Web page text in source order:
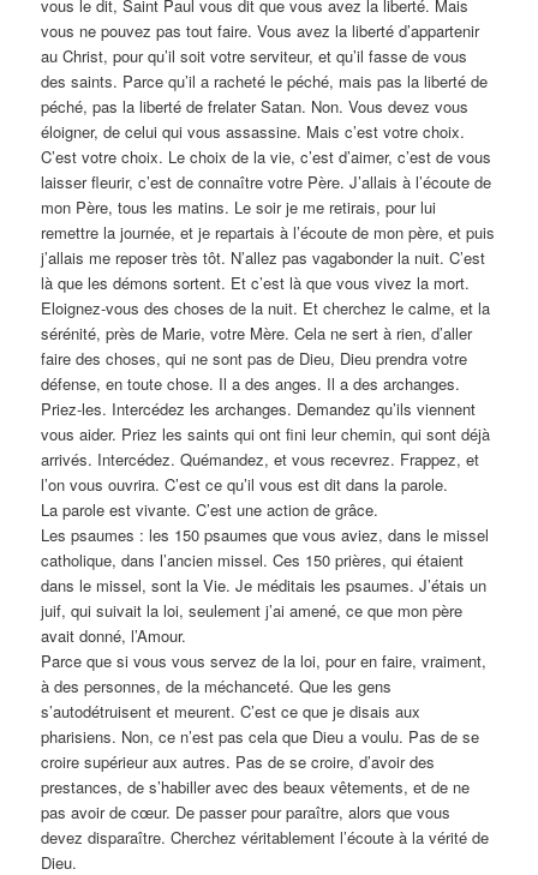
vous le dit, Saint Paul vous dit que vous avez la liberté. Mais
vous ne pouvez pas tout faire. Vous avez la liberté d’appartenir
au Christ, pour qu’il soit votre serviteur, et qu’il fasse de vous
des saints. Parce qu’il a racheté le péché, mais pas la liberté de
péché, pas la liberté de frelater Satan. Non. Vous devez vous
éloigner, de celui qui vous assassine. Mais c’est votre choix.
C’est votre choix. Le choix de la vie, c’est d’aimer, c’est de vous
laisser fleurir, c’est de connaître votre Père. J’allais à l’écoute de
mon Père, tous les matins. Le soir je me retirais, pour lui
remettre la journée, et je repartais à l’écoute de mon père, et puis
j’allais me reposer très tôt. N’allez pas vagabonder la nuit. C’est
là que les démons sortent. Et c’est là que vous vivez la mort.
Eloignez-vous des choses de la nuit. Et cherchez le calme, et la
sérénité, près de Marie, votre Mère. Cela ne sert à rien, d’aller
faire des choses, qui ne sont pas de Dieu, Dieu prendra votre
défense, en toute chose. Il a des anges. Il a des archanges.
Priez-les. Intercédez les archanges. Demandez qu’ils viennent
vous aider. Priez les saints qui ont fini leur chemin, qui sont déjà
arrivés. Intercédez. Quémandez, et vous recevrez. Frappez, et
l’on vous ouvrira. C’est ce qu’il vous est dit dans la parole.
La parole est vivante. C’est une action de grâce.
Les psaumes : les 150 psaumes que vous aviez, dans le missel
catholique, dans l’ancien missel. Ces 150 prières, qui étaient
dans le missel, sont la Vie. Je méditais les psaumes. J’étais un
juif, qui suivait la loi, seulement j’ai amené, ce que mon père
avait donné, l’Amour.
Parce que si vous vous servez de la loi, pour en faire, vraiment,
à des personnes, de la méchanceté. Que les gens
s’autodétruisent et meurent. C’est ce que je disais aux
pharisiens. Non, ce n’est pas cela que Dieu a voulu. Pas de se
croire supérieur aux autres. Pas de se croire, d’avoir des
prestances, de s’habiller avec des beaux vêtements, et de ne
pas avoir de cœur. De passer pour paraître, alors que vous
devez disparaître. Cherchez véritablement l’écoute à la vérité de
Dieu.